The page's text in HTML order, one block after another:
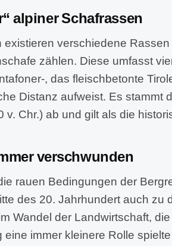
alpiner Schafrassen
existieren verschiedene
zählen. Diese umfasst
, das fleischbetonte
Distanz aufweist. Es stammt
v. Chr.) ab und gilt als die
verschwunden
rauen Bedingungen der
des 20. Jahrhundert auch
Wandel der Landwirtschaft,
eine immer kleinere Rolle